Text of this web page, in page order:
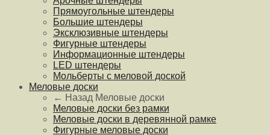
Прямоугольные штендеры
Большие штендеры
Эксклюзивные штендеры
Фигурные штендеры
Информационные штендеры
LED штендеры
Мольберты с меловой доской
Меловые доски
← Назад Меловые доски
Меловые доски без рамки
Меловые доски в деревянной рамке
Фигурные меловые доски